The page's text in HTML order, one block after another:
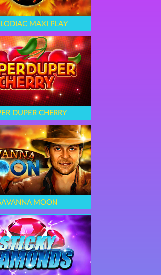
MAXI PLAY
DUPER CHERRY
MOON